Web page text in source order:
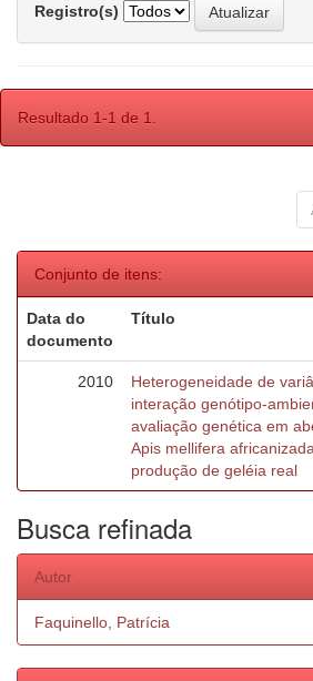
Registro(s)
Resultado 1-1 de 1.
Conjunto de itens:
Data do
documento
Título
2010
Heterogeneidade de
interação genótipo-
avaliação genética em
Apis mellifera
produção de geléia real
Busca refinada
Autor
Faquinello, Patrícia